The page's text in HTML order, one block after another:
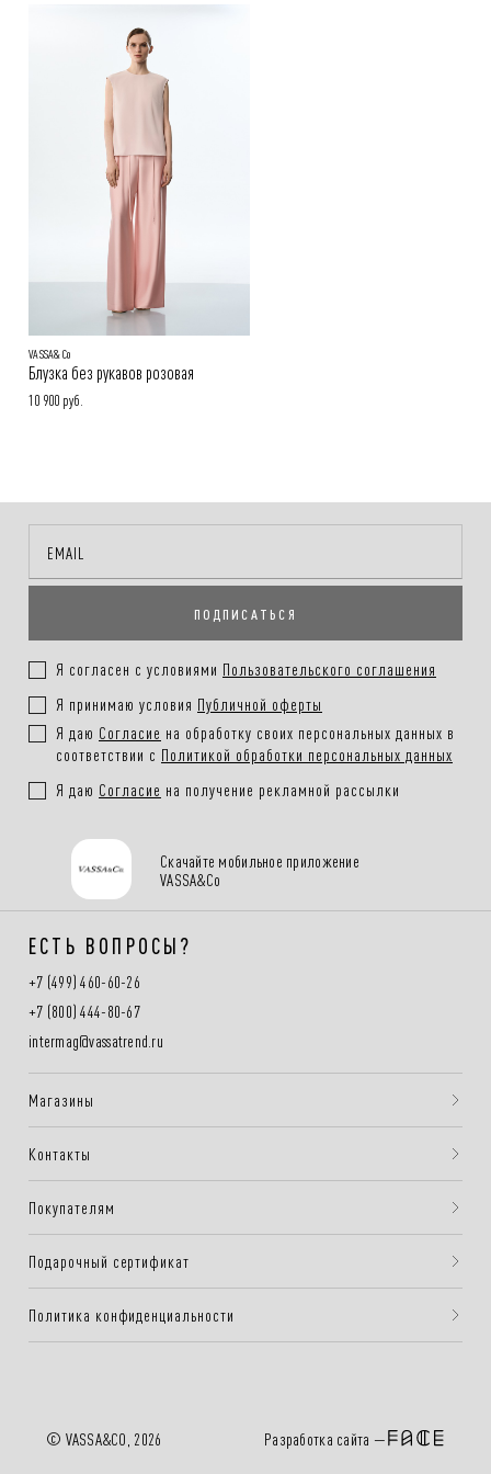
Онлайн-оплата на сайте, наличными или картой при получении
Подробнее в разделе
Покупателям.
VASSA&Co
Блузка без рукавов розовая
10 900 руб.
ПОДПИСАТЬСЯ
Я согласен с условиями Пользовательского соглашения
Я принимаю условия Публичной оферты
Я даю Согласие на обработку своих персональных данных в
соответствии с Политикой обработки персональных данных
Я даю Согласие на получение рекламной рассылки
Скачайте мобильное приложение
VASSA&Co
ЕСТЬ ВОПРОСЫ?
+7 (499) 460-60-26
+7 (800) 444-80-67
intermag@vassatrend.ru
Магазины
Контакты
Покупателям
Подарочный сертификат
Политика конфиденциальности
© VASSA&CO, 2026 Разработка сайта —